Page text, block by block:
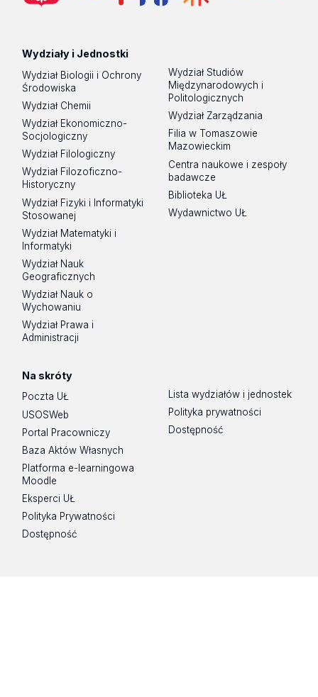
Wydziały i Jednostki
Wydział Biologii i Ochrony
Środowiska
Wydział Chemii
Wydział Ekonomiczno-
Socjologiczny
Wydział Filologiczny
Wydział Filozoficzno-
Historyczny
Wydział Fizyki i Informatyki
Stosowanej
Wydział Matematyki i
Informatyki
Wydział Nauk
Geograficznych
Wydział Nauk o
Wychowaniu
Wydział Prawa i
Administracji
Wydział Studiów
Międzynarodowych i
Politologicznych
Wydział Zarządzania
Filia w Tomaszowie
Mazowieckim
Centra naukowe i zespoły
badawcze
Biblioteka UŁ
Wydawnictwo UŁ
Na skróty
Poczta UŁ
USOSWeb
Portal Pracowniczy
Baza Aktów Własnych
Platforma e-learningowa
Moodle
Eksperci UŁ
Polityka Prywatności
Dostępność
Lista wydziałów i jednostek
Polityka prywatności
Dostępność